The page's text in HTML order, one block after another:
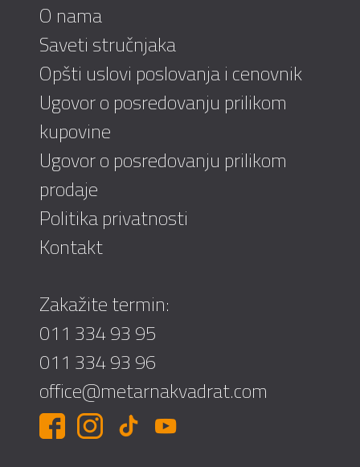
O nama
Saveti stručnjaka
Opšti uslovi poslovanja i cenovnik
Ugovor o posredovanju prilikom
kupovine
Ugovor o posredovanju prilikom
prodaje
Politika privatnosti
Kontakt
Zakažite termin:
011 334 93 95
011 334 93 96
office@metarnakvadrat.com